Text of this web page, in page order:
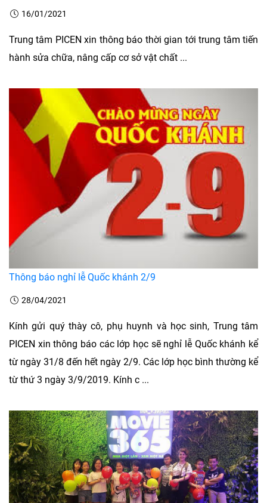
16/01/2021
Trung tâm PICEN xin thông báo thời gian tới trung tâm tiến
hành sửa chữa, nâng cấp cơ sở vật chất ...
Thông báo nghỉ lễ Quốc khánh 2/9
28/04/2021
Kính gửi quý thày cô, phụ huynh và học sinh, Trung tâm
PICEN xin thông báo các lớp học sẽ nghỉ lễ Quốc khánh kể
từ ngày 31/8 đến hết ngày 2/9. Các lớp học bình thường kể
từ thứ 3 ngày 3/9/2019. Kính c ...